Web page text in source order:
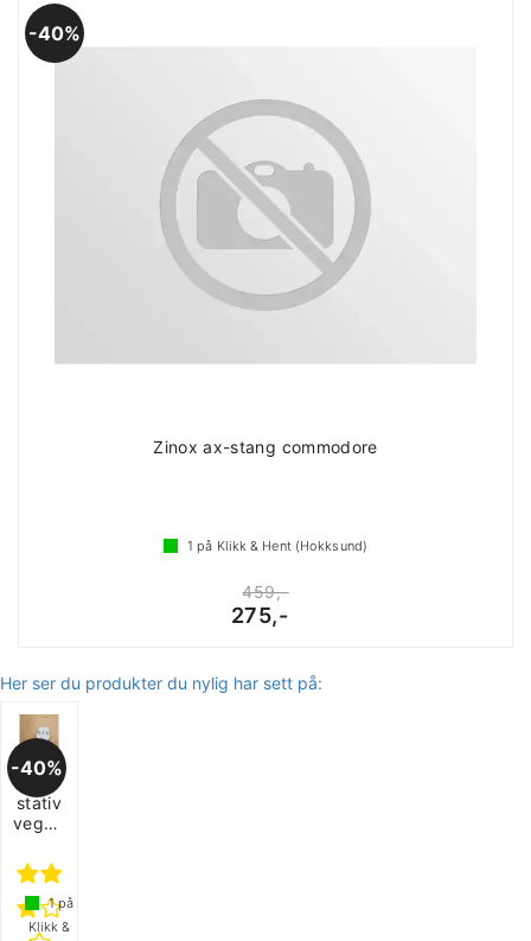
40%
Zinox ax-stang commodore
1 på Klikk & Hent (Hokksund)
459,-
275,-
Her ser du produkter du nylig har sett på:
40%
TV-
stativ
veggmontering
1på
Klikk &